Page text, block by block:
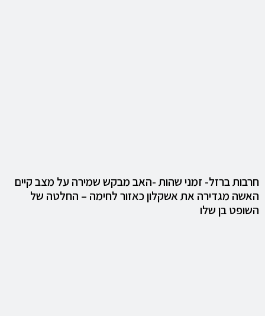
חרבות ברזל- זמני שהות -האב מבקש שמירה על מצב קיים
האשה מגדירה את אשקלון כאזור לחימה – החלטה של
השופט בן שלו